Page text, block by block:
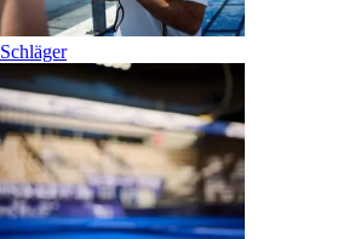
Schläger